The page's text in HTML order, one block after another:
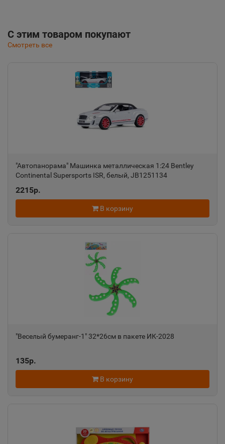
С этим товаром покупают
Смотреть все
"Автопанорама" Машинка металлическая 1:24 Bentley
Continental Supersports ISR, белый, JB1251134
2215р.
В корзину
"Веселый бумеранг-1" 32*26см в пакете ИК-2028
135р.
В корзину